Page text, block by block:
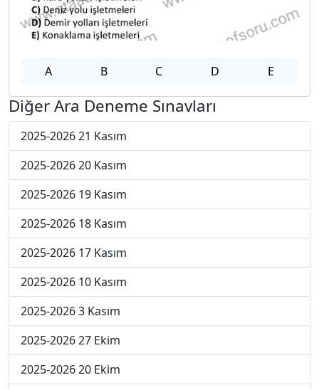
A B C D E
Diğer Ara Deneme Sınavları
2025-2026 21 Kasım
2025-2026 20 Kasım
2025-2026 19 Kasım
2025-2026 18 Kasım
2025-2026 17 Kasım
2025-2026 10 Kasım
2025-2026 3 Kasım
2025-2026 27 Ekim
2025-2026 20 Ekim